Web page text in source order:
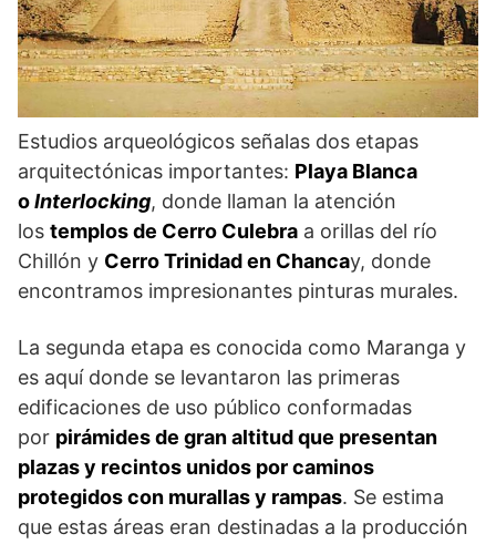
Estudios arqueológicos señalas dos etapas
arquitectónicas importantes: Playa Blanca
oInterlocking, donde llaman la atención
los templos de Cerro Culebra a orillas del río
Chillón y Cerro Trinidad en Chancay, donde
encontramos impresionantes pinturas murales.
La segunda etapa es conocida como Maranga y
es aquí donde se levantaron las primeras
edificaciones de uso público conformadas
por pirámides de gran altitud que presentan
plazas y recintos unidos por caminos
protegidos con murallas y rampas. Se estima
que estas áreas eran destinadas a la producción